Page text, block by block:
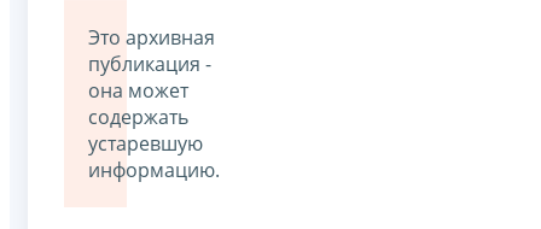
Это архивная
публикация -
она может
содержать
устаревшую
информацию.